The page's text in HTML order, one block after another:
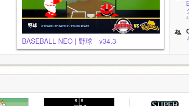
BASEBALL NEO | 野球 v34.3